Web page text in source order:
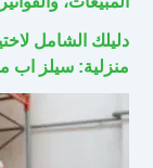
دليلك الشامل
منزلية: سيلز اب